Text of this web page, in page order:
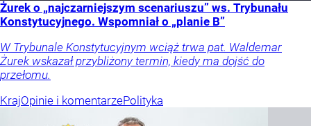
Żurek o „najczarniejszym scenariuszu” ws. Trybunału
Konstytucyjnego. Wspomniał o „planie B”
W Trybunale Konstytucyjnym wciąż trwa pat. Waldemar
Żurek wskazał przybliżony termin, kiedy ma dojść do
przełomu.
KrajOpinie i komentarzePolityka